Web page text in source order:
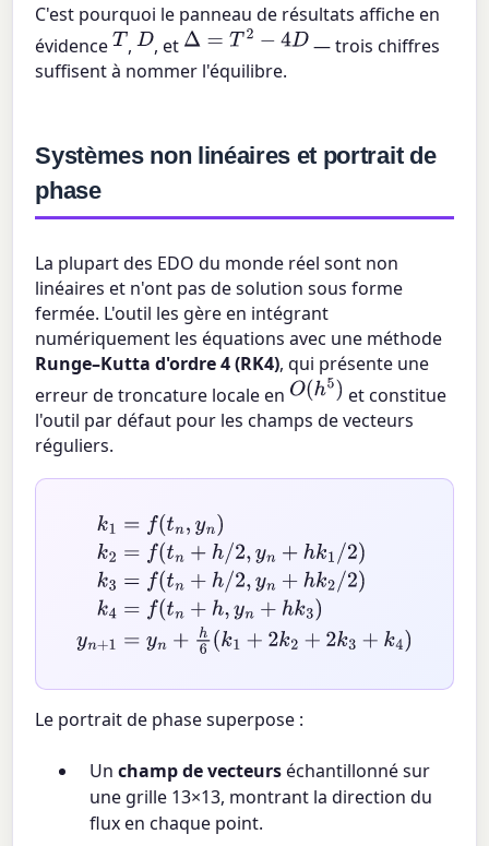
C'est pourquoi le panneau de résultats affiche en
évidenceT , D, et Δ= T2−4D
— trois chiffres
suffisent à nommer l'équilibre.
Systèmes non linéaires et portrait de
phase
La plupart des EDO du monde réel sont non
linéaires et n'ont pas de solution sous forme
fermée. L'outil les gère en intégrant
numériquement les équations avec une méthode
Runge–Kutta d'ordre 4 (RK4), qui présente une
erreur de troncature locale en O(h5) et constitue
l'outil par défaut pour les champs de vecteurs
réguliers.
(tn yn k2=f(t n+h
Le portrait de phase superpose :
Unchamp de vecteurséchantillonné sur
une grille 13×13, montrant la direction du
flux en chaque point.